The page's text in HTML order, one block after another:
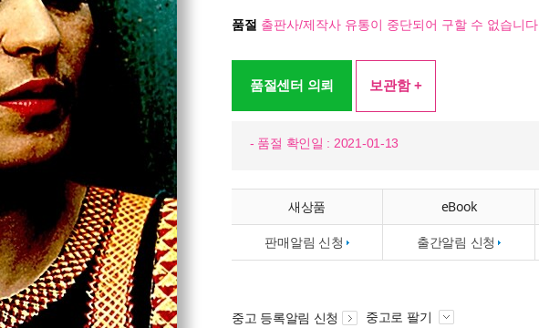
품절 출판사/제작사 유통이 중단되어 구할 수 없습니다.
품절센터 의뢰 보관함 +
- 품절 확인일 : 2021-01-13
새상품 eBook
판매알림 신청 출간알림 신청
중고 등록알림 신청 중고로 팔기